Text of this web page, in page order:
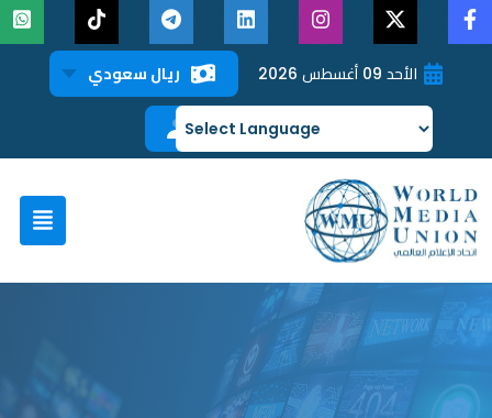
الأحد 09 أغسطس 2026 ريال سعودي